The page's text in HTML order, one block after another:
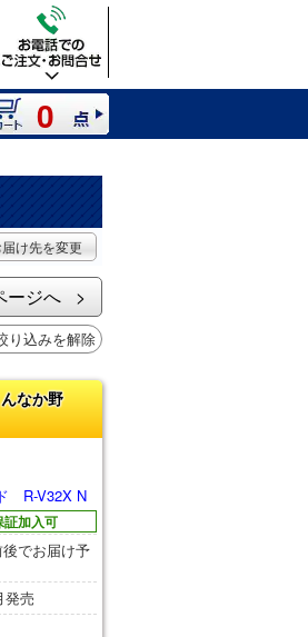
0
け先を変更
ージへ
り込みを解除
なか野
R-V32X N
証加入可
でお届け予
発売